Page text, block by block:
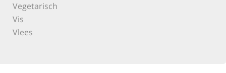
Vegetarisch
Vis
Vlees